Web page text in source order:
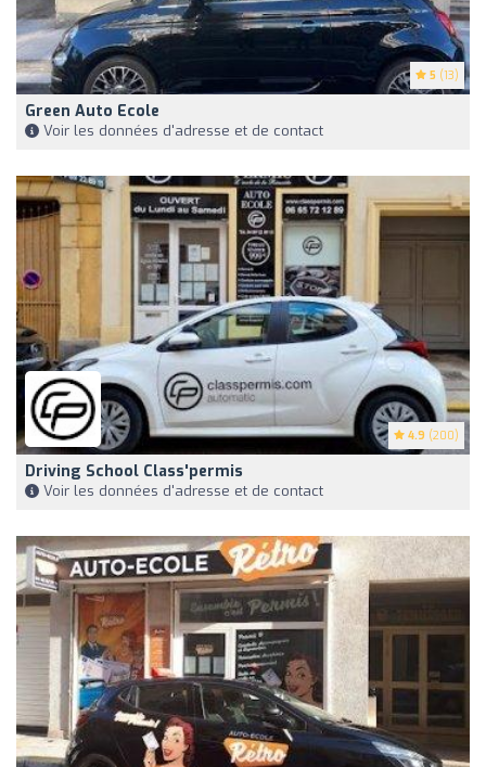
5 (13)
Green Auto Ecole
Voir les données d'adresse et de contact
4.9 (200)
Driving School Class'permis
Voir les données d'adresse et de contact